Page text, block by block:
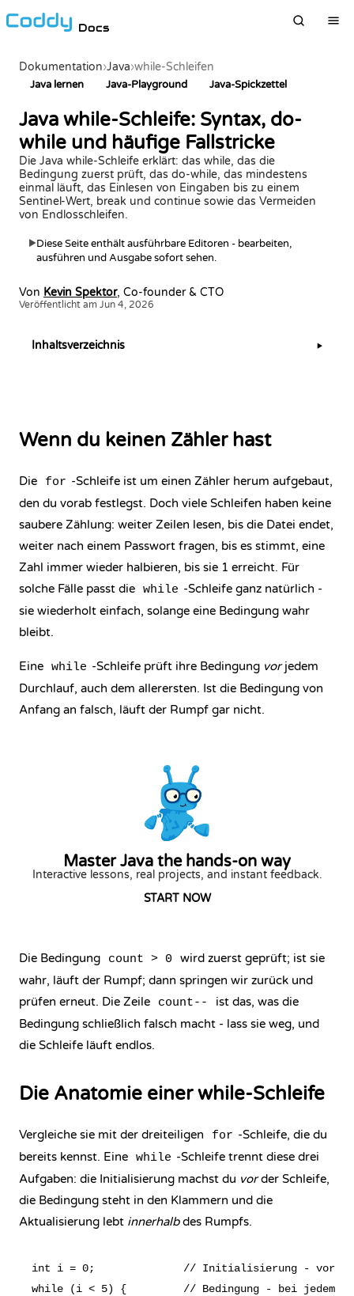
Docs
Dokumentation›Java›while-Schleifen
Java lernen Java-Playground Java-Spickzettel
Java while-Schleife: Syntax, do-
while und häufige Fallstricke
Die Java while-Schleife erklärt: das while, das die
Bedingung zuerst prüft, das do-while, das mindestens
einmal läuft, das Einlesen von Eingaben bis zu einem
Sentinel-Wert, break und continue sowie das Vermeiden
von Endlosschleifen.
▶Diese Seite enthält ausführbare Editoren - bearbeiten,
ausführen und Ausgabe sofort sehen.
Von Kevin Spektor, Co-founder & CTO
Veröffentlicht am Jun 4, 2026
Wenn du keinen Zähler hast
Die for -Schleife ist um einen Zähler herum aufgebaut,
den du vorab festlegst. Doch viele Schleifen haben keine
saubere Zählung: weiter Zeilen lesen, bis die Datei endet,
weiter nach einem Passwort fragen, bis es stimmt, eine
Zahl immer wieder halbieren, bis sie 1 erreicht. Für
solche Fälle passt die while -Schleife ganz natürlich -
sie wiederholt einfach, solange eine Bedingung wahr
bleibt.
Eine while -Schleife prüft ihre Bedingung vorjedem
Durchlauf, auch dem allerersten. Ist die Bedingung von
Anfang an falsch, läuft der Rumpf gar nicht.
Master Java the hands-on way
Interactive lessons, real projects, and instant feedback.
START NOW
Die Bedingung count > 0
wird zuerst geprüft; ist sie
wahr, läuft der Rumpf; dann springen wir zurück und
prüfen erneut. Die Zeile
count--
ist das, was die
Bedingung schließlich falsch macht - lass sie weg, und
die Schleife läuft endlos.
Die Anatomie einer while-Schleife
Vergleiche sie mit der dreiteiligen for -Schleife, die du
bereits kennst. Eine while -Schleife trennt diese drei
Aufgaben: die Initialisierung machst du vorder Schleife,
die Bedingung steht in den Klammern und die
Aktualisierung lebt innerhalbdes Rumpfs.
int i = 0;              // Initialisierung - vor der
while (i < 5) {         // Bedingung - bei jedem
Inhaltsverzeichnis ▶